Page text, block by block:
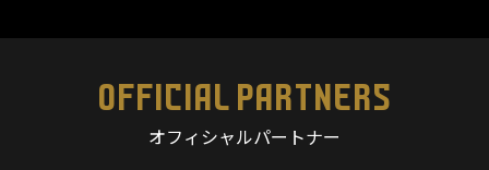
OFFICIAL PARTNERS
オフィシャルパートナー